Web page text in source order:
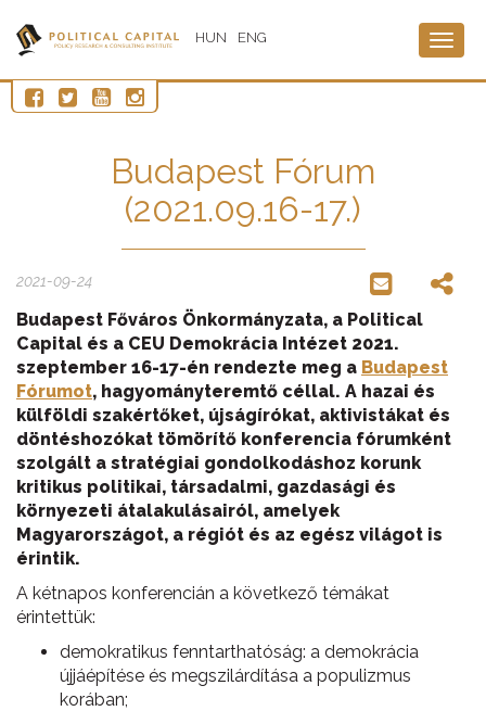
HUN ENG
Budapest Fórum
(2021.09.16-17.)
2021-09-24
Budapest Főváros Önkormányzata, a Political
Capital és a CEU Demokrácia Intézet 2021.
szeptember 16-17-én rendezte meg a Budapest
Fórumot, hagyományteremtő céllal. A hazai és
külföldi szakértőket, újságírókat, aktivistákat és
döntéshozókat tömörítő konferencia fórumként
szolgált a stratégiai gondolkodáshoz korunk
kritikus politikai, társadalmi, gazdasági és
környezeti átalakulásairól, amelyek
Magyarországot, a régiót és az egész világot is
érintik.
A kétnapos konferencián a következő témákat
érintettük:
demokratikus fenntarthatóság: a demokrácia
újjáépítése és megszilárdítása a populizmus
korában;